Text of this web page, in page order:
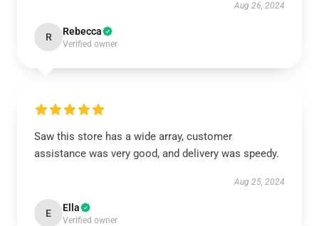
Aug 26, 2024
R Rebecca
Verified owner
Saw this store has a wide array, customer
assistance was very good, and delivery was speedy.
Aug 25, 2024
E Ella
Verified owner